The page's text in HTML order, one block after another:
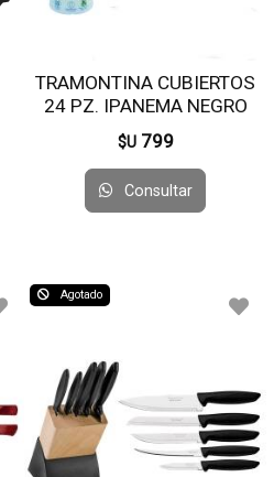
TRAMONTINA CUBIERTOS
24 PZ. IPANEMA NEGRO
23399/091
$U 799
Consultar
Agotado